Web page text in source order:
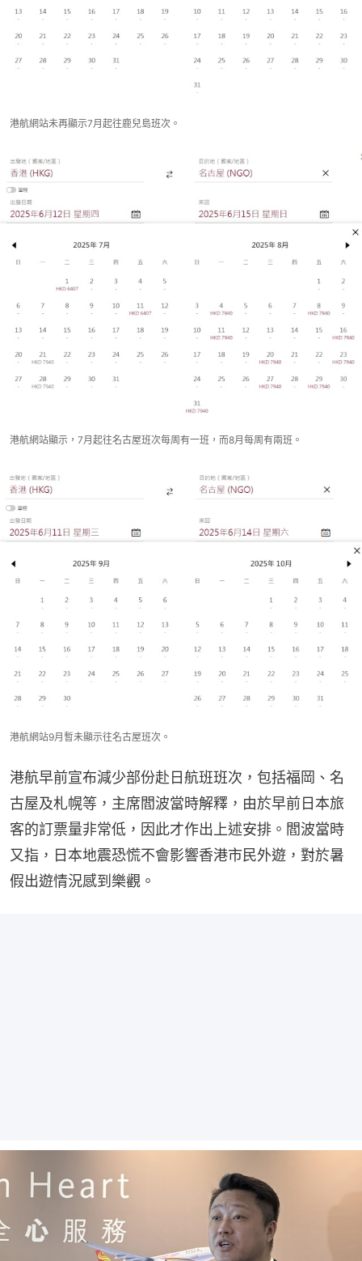
港航網站未再顯示7月起往鹿兒島班次。
港航網站顯示，7月起往名古屋班次每周有一班，而8月每周有兩班。
港航網站9月暫未顯示往名古屋班次。
港航早前宣布減少部份赴日航班班次，包括福岡、名
古屋及札幌等，主席閻波當時解釋，由於早前日本旅
客的訂票量非常低，因此才作出上述安排。閻波當時
又指，日本地震恐慌不會影響香港市民外遊，對於暑
假出遊情況感到樂觀。